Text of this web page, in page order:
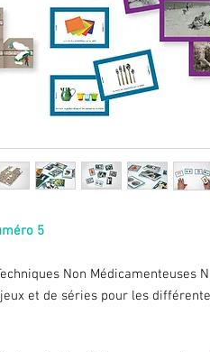
5
Non Médicamenteuses
et de séries pour les